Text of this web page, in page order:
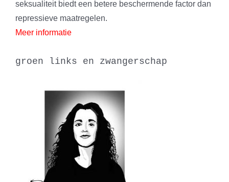
seksualiteit biedt een betere beschermende factor dan
repressieve maatregelen.
Meer informatie
groen links en zwangerschap